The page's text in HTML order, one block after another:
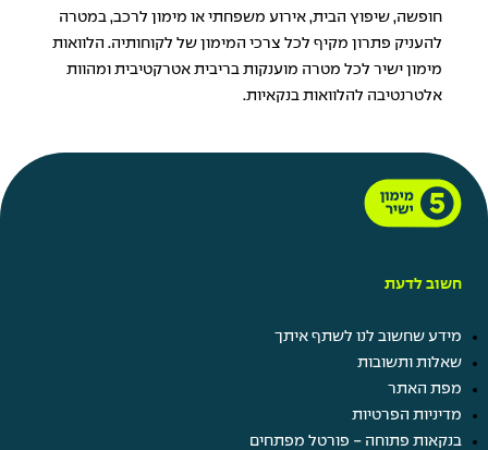
חופשה, שיפוץ הבית, אירוע משפחתי או מימון לרכב, במטרה
להעניק פתרון מקיף לכל צרכי המימון של לקוחותיה. הלוואות
מימון ישיר לכל מטרה מוענקות בריבית אטרקטיבית ומהוות
אלטרנטיבה להלוואות בנקאיות.
חשוב לדעת
מידע שחשוב לנו לשתף איתך
שאלות ותשובות
מפת האתר
מדיניות הפרטיות
בנקאות פתוחה - פורטל מפתחים